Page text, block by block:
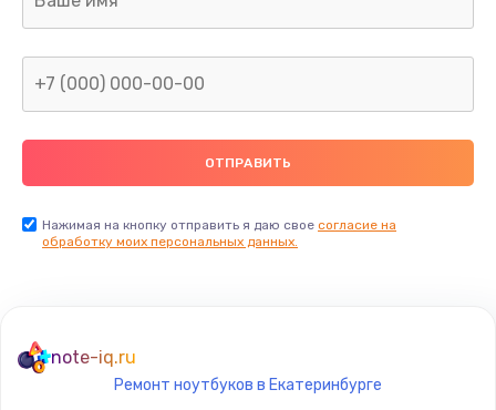
Настройка BIOS
1025 руб.
Заказать
Чистка от пыли
Нажимая на кнопку отправить я даю свое согласие на
обработку моих персональных данных.
note-iq.ru
Ремонт ноутбуков в Екатеринбурге